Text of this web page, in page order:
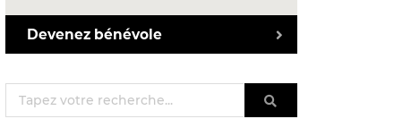
Devenez bénévole